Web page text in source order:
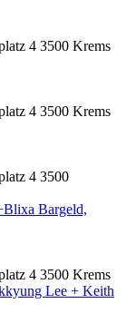
4 3500 Krems
4 3500 Krems
4 3500
Bargeld,
4 3500 Krems
Lee + Keith